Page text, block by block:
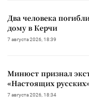
Два человека
дому в Керчи
7 августа 2026, 18:39
Минюст признал
«Настоящих
7 августа 2026, 18:34